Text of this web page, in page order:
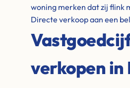
woning merken dat zij flink
Directe verkoop aan een
verkopen in